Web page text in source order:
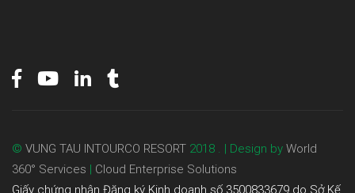
© VUNG TAU INTOURCO RESORT 2018 . | Design by World
360° Services | Cloud Enterprise Solutions
Giấy chứng nhận Đăng ký Kinh doanh số 3500833679 do Sở Kế